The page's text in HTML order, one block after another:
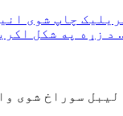
واشي ټیپ ...